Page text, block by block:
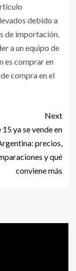
debido a
de importación.
a un equipo de
es comprar en
compra en el
Next
15 ya se vende en
precios,
y qué
conviene más